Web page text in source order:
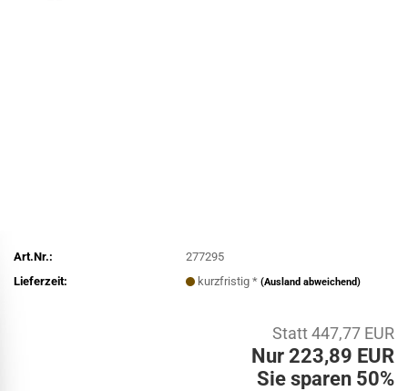
Art.Nr.:
277295
Lieferzeit:
kurzfristig *(Ausland abweichend)
Statt 447,77 EUR
Nur 223,89 EUR
Sie sparen 50%